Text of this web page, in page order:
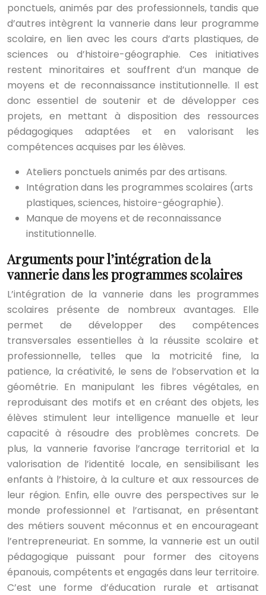
ponctuels, animés par des professionnels, tandis que
d’autres intègrent la vannerie dans leur programme
scolaire, en lien avec les cours d’arts plastiques, de
sciences ou d’histoire-géographie. Ces initiatives
restent minoritaires et souffrent d’un manque de
moyens et de reconnaissance institutionnelle. Il est
donc essentiel de soutenir et de développer ces
projets, en mettant à disposition des ressources
pédagogiques adaptées et en valorisant les
compétences acquises par les élèves.
Ateliers ponctuels animés par des artisans.
Intégration dans les programmes scolaires (arts
plastiques, sciences, histoire-géographie).
Manque de moyens et de reconnaissance
institutionnelle.
Arguments pour l’intégration de la
vannerie dans les programmes scolaires
L’intégration de la vannerie dans les programmes
scolaires présente de nombreux avantages. Elle
permet de développer des compétences
transversales essentielles à la réussite scolaire et
professionnelle, telles que la motricité fine, la
patience, la créativité, le sens de l’observation et la
géométrie. En manipulant les fibres végétales, en
reproduisant des motifs et en créant des objets, les
élèves stimulent leur intelligence manuelle et leur
capacité à résoudre des problèmes concrets. De
plus, la vannerie favorise l’ancrage territorial et la
valorisation de l’identité locale, en sensibilisant les
enfants à l’histoire, à la culture et aux ressources de
leur région. Enfin, elle ouvre des perspectives sur le
monde professionnel et l’artisanat, en présentant
des métiers souvent méconnus et en encourageant
l’entrepreneuriat. En somme, la vannerie est un outil
pédagogique puissant pour former des citoyens
épanouis, compétents et engagés dans leur territoire.
C’est une forme d’éducation rurale et artisanat